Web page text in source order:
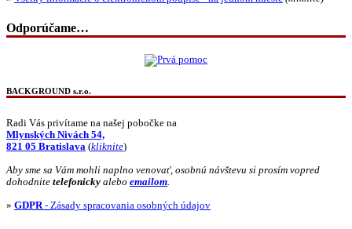
Odporúčame…
BACKGROUND s.r.o.
Radi Vás privítame na našej pobočke na
Mlynských Nivách 54,
821 05 Bratislava (kliknite)
Aby sme sa Vám mohli naplno venovať, osobnú návštevu si prosím vopred
dohodnite telefonicky alebo emailom.
» GDPR- Zásady spracovania osobných údajov